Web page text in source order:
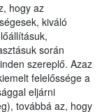
hogy az
kiváló
során
szereplő. Azaz
felelőssége a
eljárni
továbbá az, hogy